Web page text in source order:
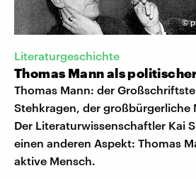
©
Literaturgeschichte
Thomas Mann als
Thomas Mann: der
Stehkragen, der großbürgerliche
Der Literaturwissenschaftler Kai
einen anderen Aspekt: Thomas
aktive Mensch.